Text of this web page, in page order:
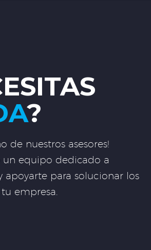
?
de nuestros asesores!
un equipo dedicado a
apoyarte para solucionar los
empresa.